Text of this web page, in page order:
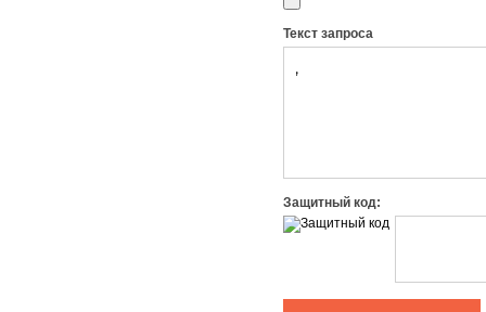
Текст запроса
Защитный код: